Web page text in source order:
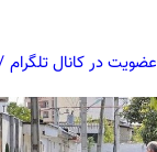
عضویت در کانال تلگرام